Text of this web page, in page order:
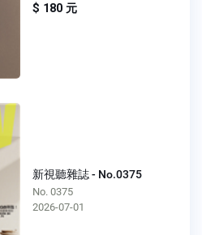
$ 180 元
新視聽雜誌 - No.0375
No. 0375
2026-07-01